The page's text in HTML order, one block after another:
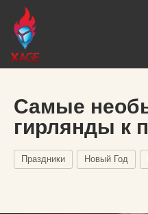
Самые
гирлянды к
Праздники Новый Год